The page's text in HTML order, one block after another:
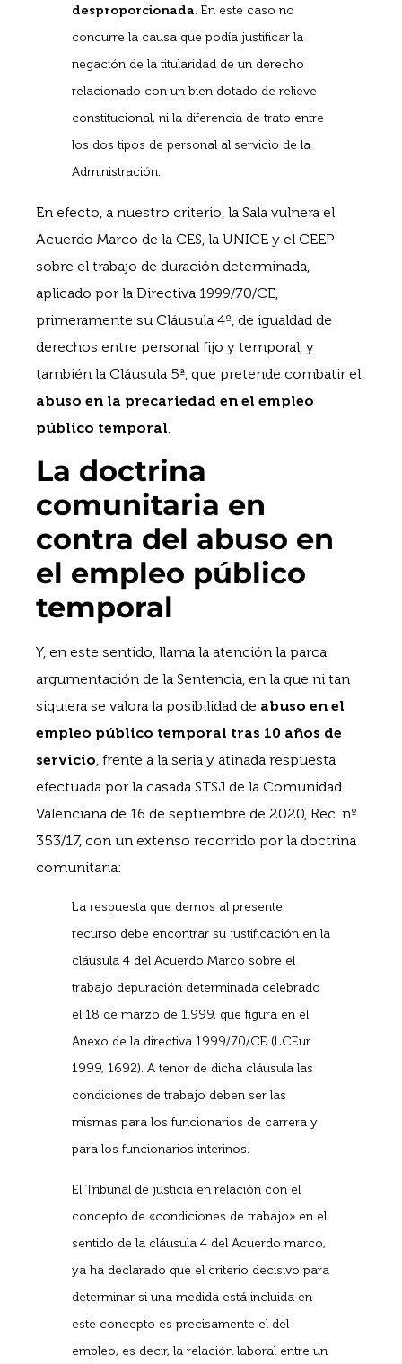
desproporcionada. En este caso no
concurre la causa que podía justificar la
negación de la titularidad de un derecho
relacionado con un bien dotado de relieve
constitucional, ni la diferencia de trato entre
los dos tipos de personal al servicio de la
Administración.
En efecto, a nuestro criterio, la Sala vulnera el
Acuerdo Marco de la CES, la UNICE y el CEEP
sobre el trabajo de duración determinada,
aplicado por la Directiva 1999/70/CE,
primeramente su Cláusula 4º, de igualdad de
derechos entre personal fijo y temporal, y
también la Cláusula 5ª, que pretende combatir el
abuso en la precariedad en el empleo
público temporal
La doctrina
comunitaria en
contra del abuso en
el empleo público
temporal
Y, en este sentido, llama la atención la parca
argumentación de la Sentencia, en la que ni tan
siquiera se valora la posibilidad de abuso en el
empleo público temporal tras 10 años de
servicio, frente a la seria y atinada respuesta
efectuada por la casada STSJ de la Comunidad
Valenciana de 16 de septiembre de 2020, Rec. nº
353/17, con un extenso recorrido por la doctrina
comunitaria:
La respuesta que demos al presente
recurso debe encontrar su justificación en la
cláusula 4 del Acuerdo Marco sobre el
trabajo depuración determinada celebrado
el 18 de marzo de 1.999, que figura en el
Anexo de la directiva 1999/70/CE (LCEur
1999, 1692). A tenor de dicha cláusula las
condiciones de trabajo deben ser las
mismas para los funcionarios de carrera y
para los funcionarios interinos.
El Tribunal de justicia en relación con el
concepto de «condiciones de trabajo» en el
sentido de la cláusula 4 del Acuerdo marco,
ya ha declarado que el criterio decisivo para
determinar si una medida está incluida en
este concepto es precisamente el del
empleo, es decir, la relación laboral entre un